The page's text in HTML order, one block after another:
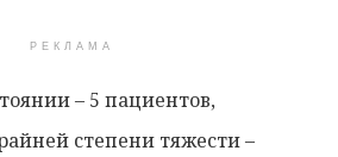
РЕКЛАМА
– 5 пациентов,
степени тяжести –